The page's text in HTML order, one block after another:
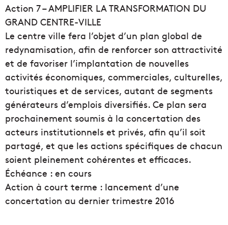
Action 7 – AMPLIFIER LA TRANSFORMATION DU
GRAND CENTRE-VILLE
Le centre ville fera l’objet d’un plan global de
redynamisation, afin de renforcer son attractivité
et de favoriser l’implantation de nouvelles
activités économiques, commerciales, culturelles,
touristiques et de services, autant de segments
générateurs d’emplois diversifiés. Ce plan sera
prochainement soumis à la concertation des
acteurs institutionnels et privés, afin qu’il soit
partagé, et que les actions spécifiques de chacun
soient pleinement cohérentes et efficaces.
Échéance : en cours
Action à court terme : lancement d’une
concertation au dernier trimestre 2016